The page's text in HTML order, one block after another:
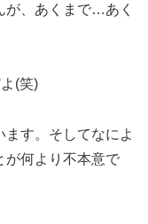
が、あくまで…あく
(笑)
ます。そしてなによ
が何より不本意で